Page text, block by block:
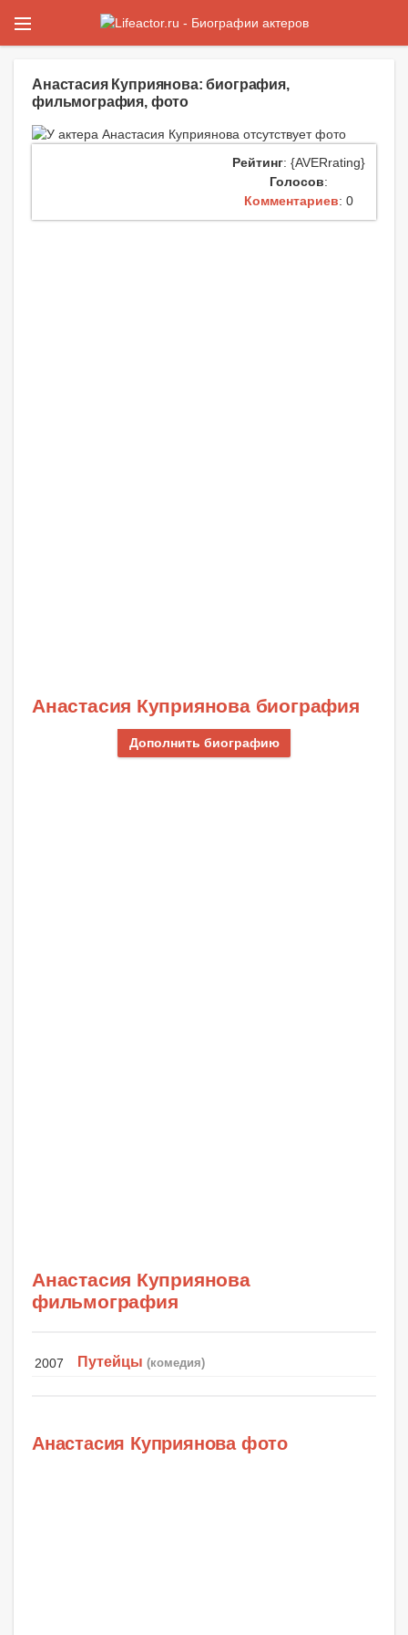
Анастасия Куприянова: биография,
фильмография, фото
Рейтинг: {AVERrating}
Голосов:
Комментариев: 0
Анастасия Куприянова биография
Дополнить биографию
Анастасия Куприянова
фильмография
2007 Путейцы (комедия)
Анастасия Куприянова фото